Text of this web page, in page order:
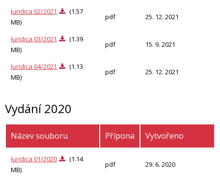
Iuridica 02/2021
(1.57
MB)
pdf 25. 12. 2021
Iuridica 03/2021
(1.39
MB)
pdf 15. 9. 2021
Iuridica 04/2021
(1.13
MB)
pdf 25. 12. 2021
Vydání 2020
Název souboru Přípona Vytvořeno
Iuridica 01/2020
(1.14
MB)
pdf 29. 6. 2020